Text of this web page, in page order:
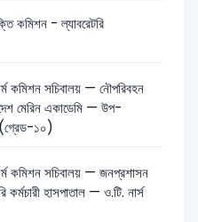
কমিশন - ল্যাবরেটরি
কমিশন সচিবালয় — নৌপরিবহন
মেরিন একাডেমি — উপ-
১০)
কমিশন সচিবালয় — জনপ্রশাসন
হাসপাতাল — ও.টি. নার্স